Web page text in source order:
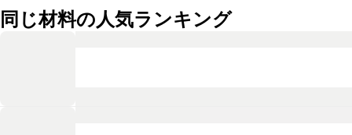
同じ材料の人気ランキング